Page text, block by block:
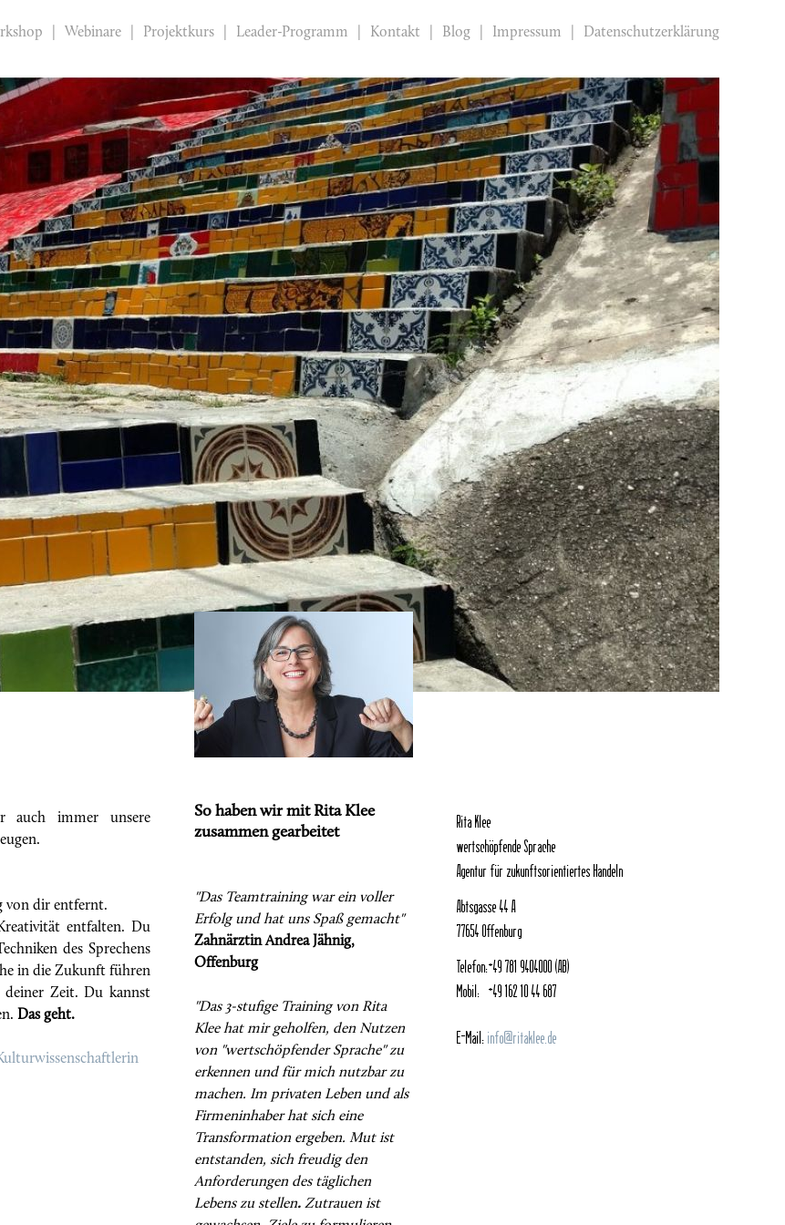
Webinare Projektkurs Leader-Programm Kontakt Blog Impressum Datenschutzerklärung
auch immer unsere
von dir entfernt.
entfalten. Du
des Sprechens
in die Zukunft führen
deiner Zeit. Du kannst
Das geht.
Rita Klee
wertschöpfende Sprache
Agentur für zukunftsorientiertes Handeln
Abtsgasse 44 A
77654 Offenburg
Telefon:+49 781 9404000 (AB)
Mobil: +49 162 10 44 687
E-Mail:info@ritaklee.de
So haben wir mit Rita Klee
zusammen gearbeitet
"Das Teamtraining war ein voller
Erfolg und hat uns Spaß gemacht"
Zahnärztin Andrea Jähnig,
Offenburg
"Das 3-stufige Training von Rita
Klee hat mir geholfen, den Nutzen
von "wertschöpfender Sprache" zu
erkennen und für mich nutzbar zu
machen. Im privaten Leben und als
Firmeninhaber hat sich eine
Transformation ergeben. Mut ist
entstanden, sich freudig den
Anforderungen des täglichen
Lebens zu stellen. Zutrauen ist